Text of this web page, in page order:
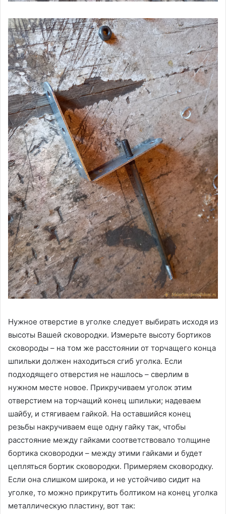
Нужное отверстие в уголке следует выбирать исходя из
высоты Вашей сковородки. Измерьте высоту бортиков
сковороды – на том же расстоянии от торчащего конца
шпильки должен находиться сгиб уголка. Если
подходящего отверстия не нашлось – сверлим в
нужном месте новое. Прикручиваем уголок этим
отверстием на торчащий конец шпильки; надеваем
шайбу, и стягиваем гайкой. На оставшийся конец
резьбы накручиваем еще одну гайку так, чтобы
расстояние между гайками соответствовало толщине
бортика сковородки – между этими гайками и будет
цепляться бортик сковородки. Примеряем сковородку.
Если она слишком широка, и не устойчиво сидит на
уголке, то можно прикрутить болтиком на конец уголка
металлическую пластину, вот так: